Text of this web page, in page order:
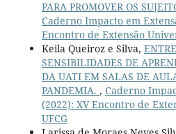
PARA PROMOVER OS
Caderno Impacto em
Encontro de Extensão
Keila Queiroz e Silva,
SENSIBILIDADES DE
DA UATI EM SALAS DE
PANDEMIA. , Caderno
(2022): XV Encontro de
UFCG